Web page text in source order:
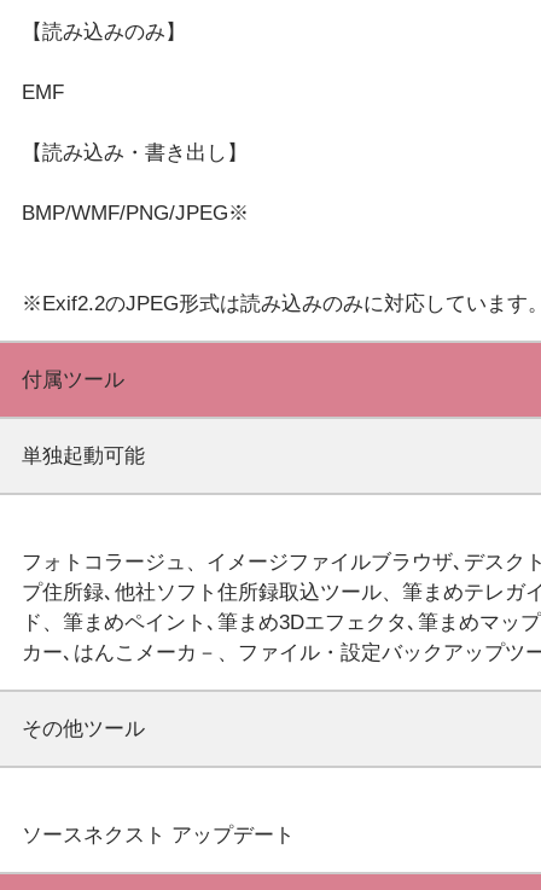
【読み込みのみ】
EMF
【読み込み・書き出し】
BMP/WMF/PNG/JPEG※
付属ツール
単独起動可能
フォトコラージュ、イメージファイルブラウザ､デスク
プ住所録､他社ソフト住所録取込ツール、筆まめテレガ
ド、筆まめペイント､筆まめ3Dエフェクタ､筆まめマッ
その他ツール